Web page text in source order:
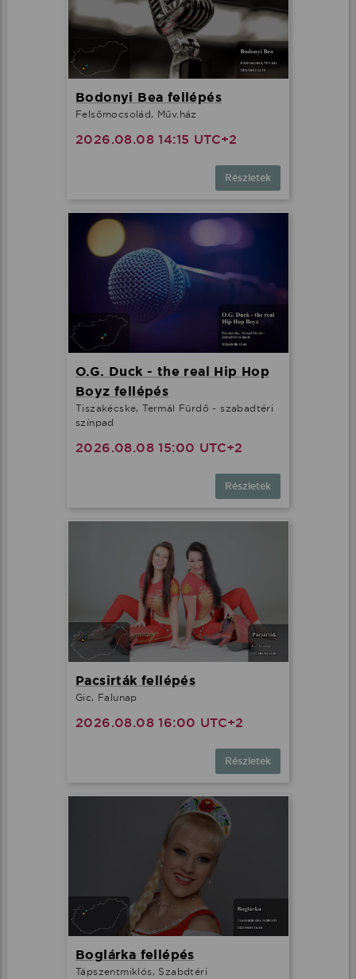
Bodonyi Bea fellépés
Felsőmocsolád, Műv.ház
2026.08.08 14:15 UTC+2
Részletek
O.G. Duck - the real Hip Hop
Boyz fellépés
Tiszakécske, Termál Fürdő - szabadtéri
színpad
2026.08.08 15:00 UTC+2
Részletek
Pacsirták fellépés
Gic, Falunap
2026.08.08 16:00 UTC+2
Részletek
Boglárka fellépés
Tápszentmiklós, Szabdtéri